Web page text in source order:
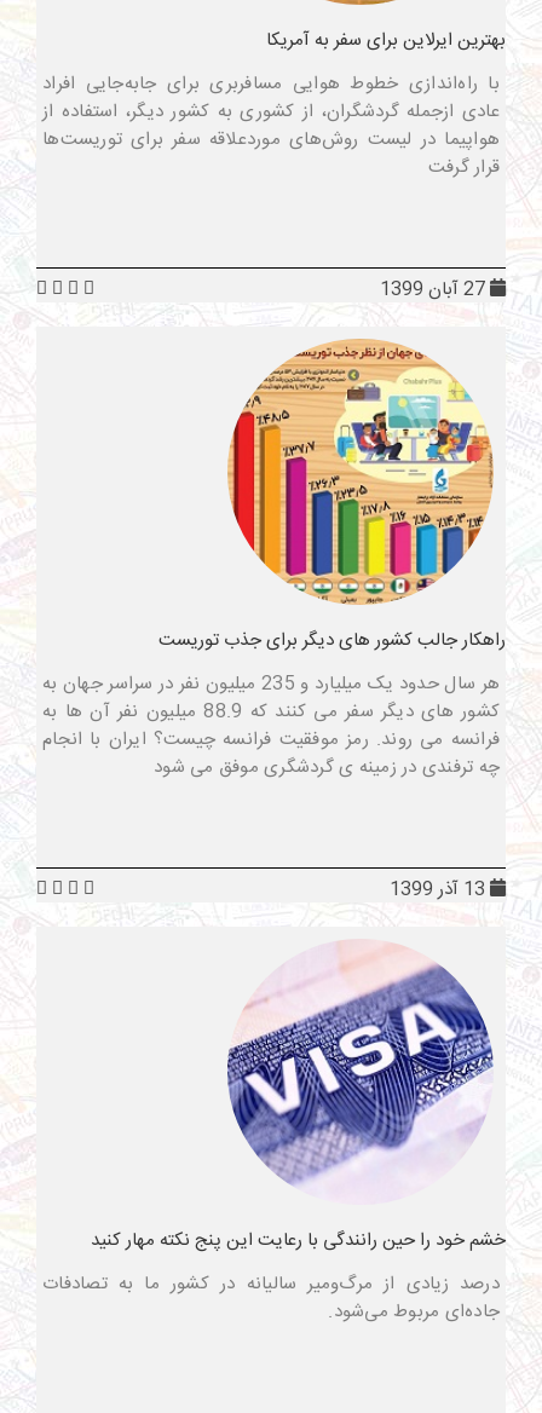
بهترین ایرلاین برای سفر به آمریکا
با راه‌اندازی خطوط هوایی مسافربری برای جابه‌جایی افراد
عادی ازجمله گردشگران، از کشوری به کشور دیگر، استفاده از
هواپیما در لیست روش‌های موردعلاقه سفر برای توریست‌ها
قرار گرفت
راهکار جالب کشور های دیگر برای جذب توریست
هر سال حدود یک میلیارد و 235 میلیون نفر در سراسر جهان به
کشور های دیگر سفر می کنند که 88.9 میلیون نفر آن ها به
فرانسه می روند. رمز موفقیت فرانسه چیست؟ ایران با انجام
چه ترفندی در زمینه ی گردشگری موفق می شود
خشم خود را حین رانندگی با رعایت این پنج نکته مهار کنید
درصد زیادی از مرگ‌ومیر سالیانه در کشور ما به تصادفات
جاده‌ای مربوط می‌شود.